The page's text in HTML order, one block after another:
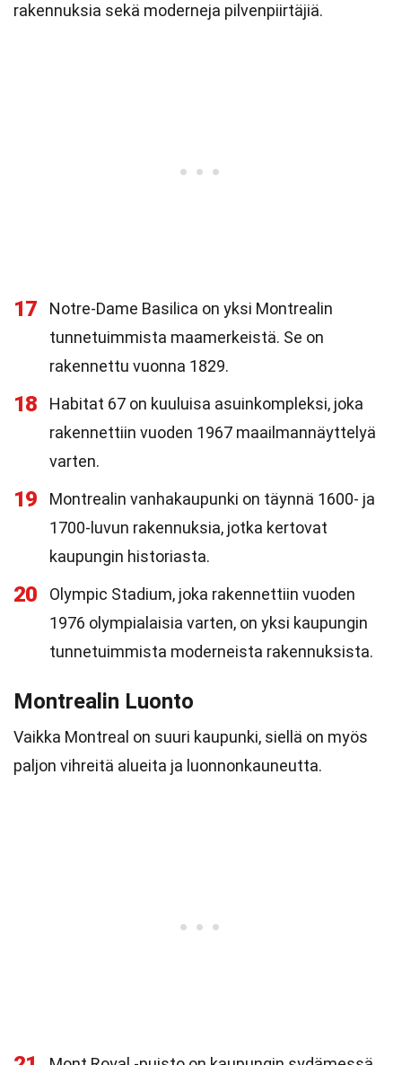
rakennuksia sekä moderneja pilvenpiirtäjiä.
17
Notre-Dame Basilica on yksi Montrealin
tunnetuimmista maamerkeistä. Se on
rakennettu vuonna 1829.
18
Habitat 67 on kuuluisa asuinkompleksi, joka
rakennettiin vuoden 1967 maailmannäyttelyä
varten.
19
Montrealin vanhakaupunki on täynnä 1600- ja
1700-luvun rakennuksia, jotka kertovat
kaupungin historiasta.
20
Olympic Stadium, joka rakennettiin vuoden
1976 olympialaisia varten, on yksi kaupungin
tunnetuimmista moderneista rakennuksista.
Montrealin Luonto
Vaikka Montreal on suuri kaupunki, siellä on myös
paljon vihreitä alueita ja luonnonkauneutta.